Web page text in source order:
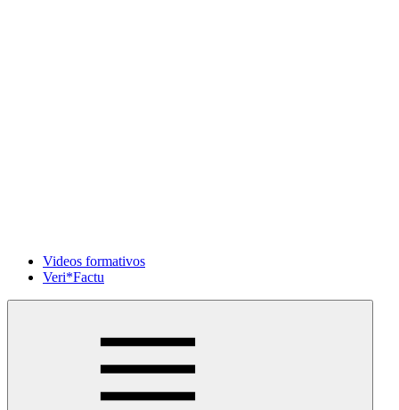
Videos formativos
Veri*Factu